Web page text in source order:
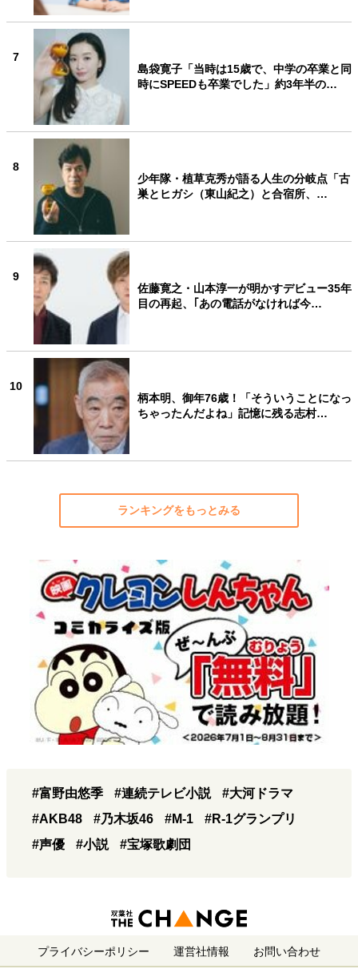
7
島袋寛子「当時は15歳で、中学の卒業と同
時にSPEEDも卒業でした」約3年半の…
8
少年隊・植草克秀が語る人生の分岐点「古
巣とヒガシ（東山紀之）と合宿所、…
9
佐藤寛之・山本淳一が明かすデビュー35年
目の再起、｢あの電話がなければ今…
10
柄本明、御年76歳！「そういうことになっ
ちゃったんだよね」記憶に残る志村…
ランキングをもっとみる
#富野由悠季 #連続テレビ小説
#大河ドラマ
#AKB48
#乃木坂46 #M-1
#R-1グランプリ
#声優
#小説 #宝塚歌劇団
プライバシーポリシー 運営社情報 お問い合わせ